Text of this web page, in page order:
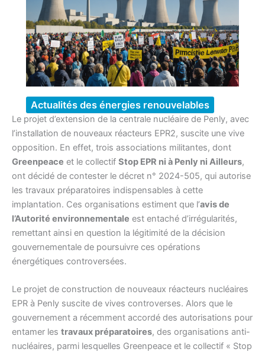
Actualités des énergies renouvelables
Le projet d’extension de la centrale nucléaire de Penly, avec
l’installation de nouveaux réacteurs EPR2, suscite une vive
opposition. En effet, trois associations militantes, dont
Greenpeace et le collectif Stop EPR ni à Penly ni Ailleurs,
ont décidé de contester le décret n° 2024-505, qui autorise
les travaux préparatoires indispensables à cette
implantation. Ces organisations estiment que l’avis de
l’Autorité environnementale est entaché d’irrégularités,
remettant ainsi en question la légitimité de la décision
gouvernementale de poursuivre ces opérations
énergétiques controversées.
Le projet de construction de nouveaux réacteurs nucléaires
EPR à Penly suscite de vives controverses. Alors que le
gouvernement a récemment accordé des autorisations pour
entamer les travaux préparatoires, des organisations anti-
nucléaires, parmi lesquelles Greenpeace et le collectif « Stop